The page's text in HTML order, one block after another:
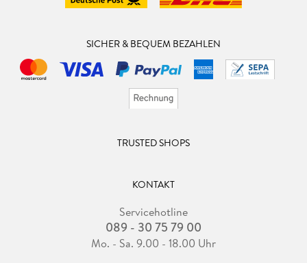
SICHER & BEQUEM BEZAHLEN
TRUSTED SHOPS
KONTAKT
Servicehotline
089 - 30 75 79 00
Mo. - Sa. 9.00 - 18.00 Uhr